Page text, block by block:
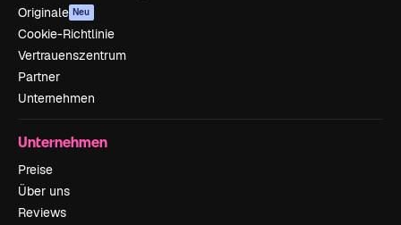
Originale Neu
Cookie-Richtlinie
Vertrauenszentrum
Partner
Unternehmen
Unternehmen
Preise
Über uns
Reviews